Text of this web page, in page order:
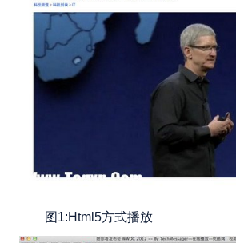
图1:Html5方式播放